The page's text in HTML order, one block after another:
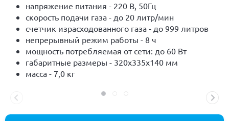
напряжение питания - 220 В, 50Гц
скорость подачи газа - до 20 литр/мин
счетчик израсходованного газа - до 999 литров
непрерывный режим работы - 8 ч
мощность потребляемая от сети: до 60 Вт
габаритные размеры - 320х335х140 мм
масса - 7,0 кг